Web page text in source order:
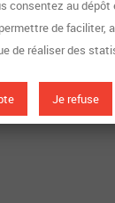
et
elle met tout
consentez au
de faciliter,
de réaliser des
Je refuse